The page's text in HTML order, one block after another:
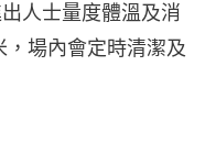
人士量度體溫及消
場內會定時清潔及